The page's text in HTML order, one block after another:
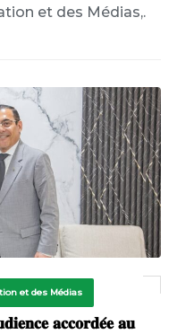
et des Médias,.
et des Médias
𝐚𝐜𝐜𝐨𝐫𝐝𝐞́𝐞 𝐚𝐮